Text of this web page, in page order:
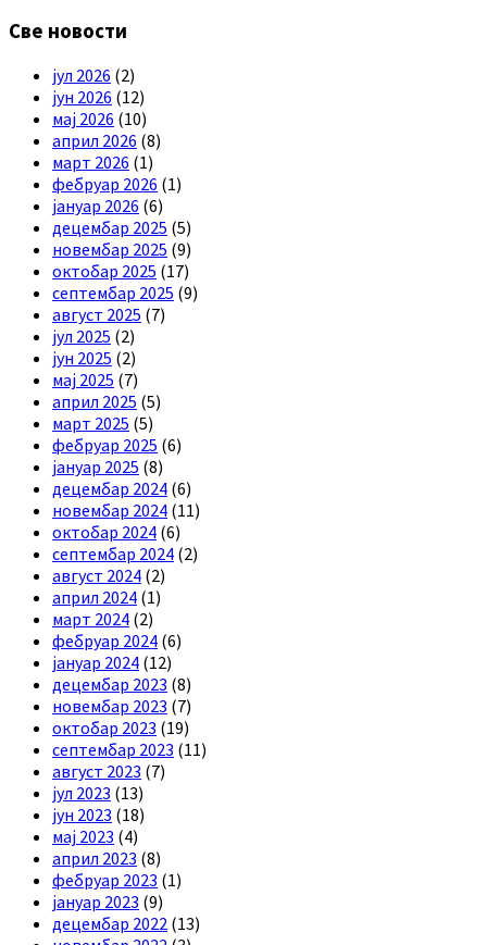
Све новости
јул 2026 (2)
јун 2026 (12)
мај 2026 (10)
април 2026 (8)
март 2026 (1)
фебруар 2026 (1)
јануар 2026 (6)
децембар 2025 (5)
новембар 2025 (9)
октобар 2025 (17)
септембар 2025 (9)
август 2025 (7)
јул 2025 (2)
јун 2025 (2)
мај 2025 (7)
април 2025 (5)
март 2025 (5)
фебруар 2025 (6)
јануар 2025 (8)
децембар 2024 (6)
новембар 2024 (11)
октобар 2024 (6)
септембар 2024 (2)
август 2024 (2)
април 2024 (1)
март 2024 (2)
фебруар 2024 (6)
јануар 2024 (12)
децембар 2023 (8)
новембар 2023 (7)
октобар 2023 (19)
септембар 2023 (11)
август 2023 (7)
јул 2023 (13)
јун 2023 (18)
мај 2023 (4)
април 2023 (8)
фебруар 2023 (1)
јануар 2023 (9)
децембар 2022 (13)